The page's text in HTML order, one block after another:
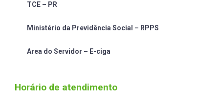
TCE – PR
Ministério da Previdência Social – RPPS
Area do Servidor – E-ciga
Horário de atendimento